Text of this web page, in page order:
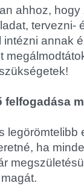
ahhoz,
tervezni-
annak
felfogadása
legörömtelibb
ha